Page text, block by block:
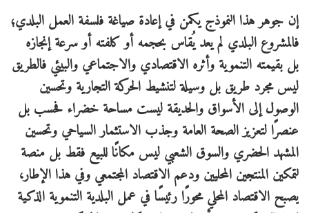
إن جوهر هذا النموذج يكمن في إعادة صياغة فلسفة العمل البلدي؛
فالمشروع البلدي لم يعد يُقاس بحجمه أو كلفته أو سرعة إنجازه
بل بقيمته التنموية وأثره الاقتصادي والاجتماعي والبيئي فالطريق
ليس مجرد طريق بل وسيلة لتنشيط الحركة التجارية وتحسين
الوصول إلى الأسواق والحديقة ليست مساحة خضراء فحسب بل
عنصرًا لتعزيز الصحة العامة وجذب الاستثمار السياحي وتحسين
المشهد الحضري والسوق الشعبي ليس مكانًا للبيع فقط بل منصة
لتمكين المنتجين المحليين ودعم الاقتصاد المجتمعي وفي هذا الإطار،
يصبح الاقتصاد المحلي محورًا رئيسًا في عمل البلدية التنموية الذكية